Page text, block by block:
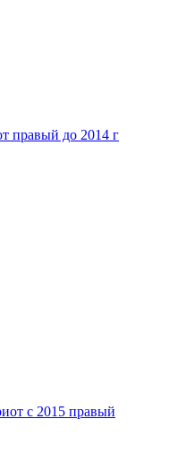
правый до 2014 г
с 2015 правый